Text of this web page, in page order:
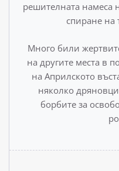
решителната намеса
спиране на
Много били
на други­те места в
на Априлското
няколко
борбите за